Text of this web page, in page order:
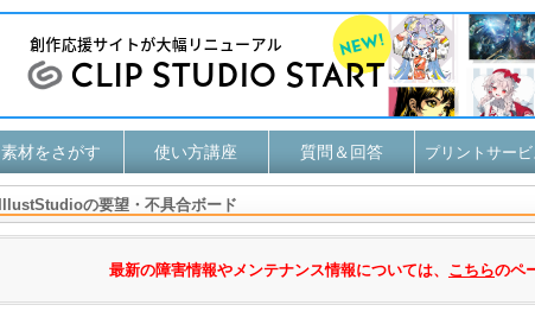
素材をさがす 使い方講座 質問＆回答 プリントサー
IllustStudioの要望・不具合ボード
最新の障害情報やメンテナンス情報については、 こちらのペ